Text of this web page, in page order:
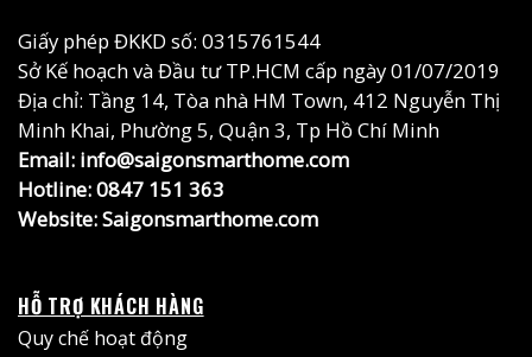
Giấy phép ĐKKD số: 0315761544
Sở Kế hoạch và Đầu tư TP.HCM cấp ngày 01/07/2019
Địa chỉ: Tầng 14, Tòa nhà HM Town, 412 Nguyễn Thị
Minh Khai, Phường 5, Quận 3, Tp Hồ Chí Minh
Email: info@saigonsmarthome.com
Hotline:0847 151 363
Website:Saigonsmarthome.com
HỖ TRỢ KHÁCH HÀNG
Quy chế hoạt động